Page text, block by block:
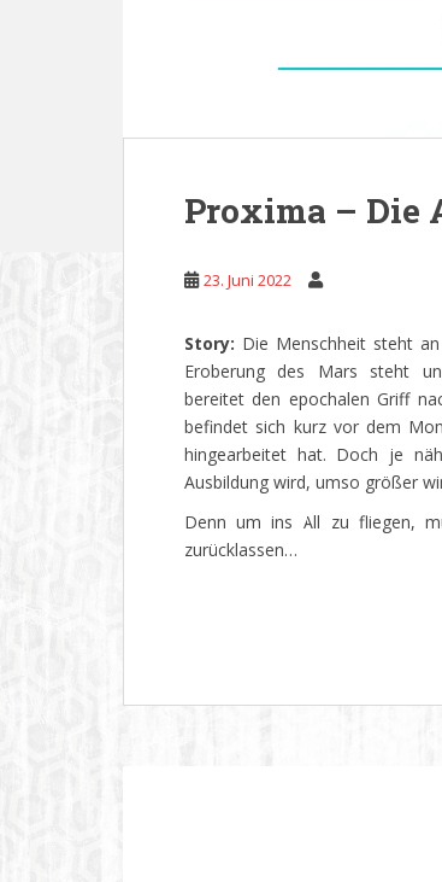
Proxima – Die
23. Juni 2022
Story: Die Menschheit steht
Eroberung des Mars steht
bereitet den epochalen Griff
befindet sich kurz vor dem
hingearbeitet hat. Doch je
Ausbildung wird, umso größer
Denn um ins All zu fliegen,
zurücklassen…